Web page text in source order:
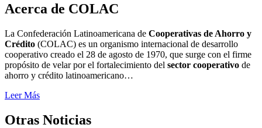
Acerca de COLAC
La Confederación Latinoamericana de Cooperativas de Ahorro y
Crédito (COLAC) es un organismo internacional de desarrollo
cooperativo creado el 28 de agosto de 1970, que surge con el firme
propósito de velar por el fortalecimiento del sector cooperativo de
ahorro y crédito latinoamericano…
Leer Más
Otras Noticias